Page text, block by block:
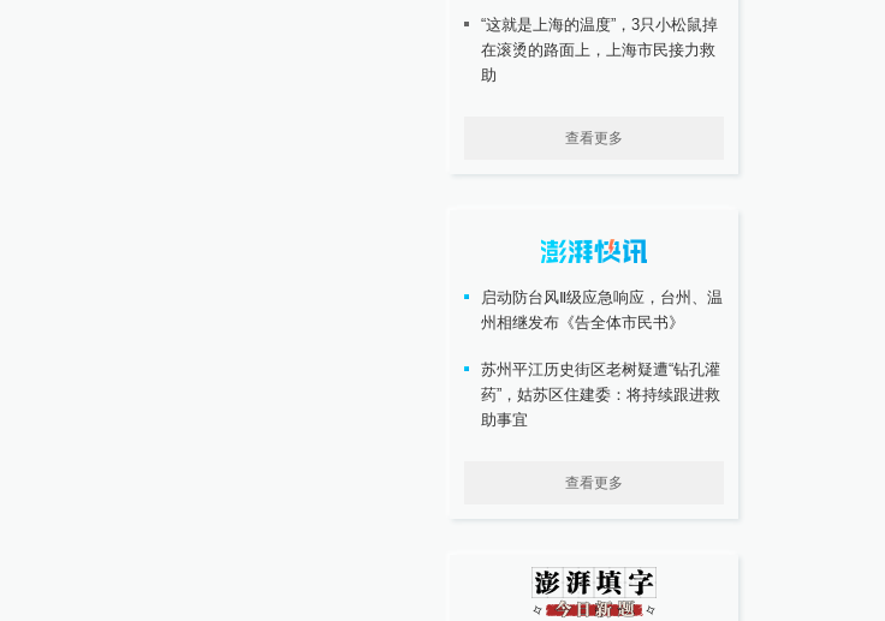
“这就是上海的温度”，3只小松鼠掉
在滚烫的路面上，上海市民接力救
助
查看更多
启动防台风Ⅱ级应急响应，台州、温
州相继发布《告全体市民书》
苏州平江历史街区老树疑遭“钻孔灌
药”，姑苏区住建委：将持续跟进救
助事宜
查看更多